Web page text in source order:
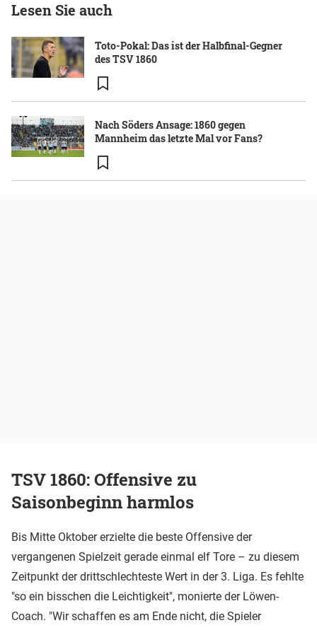
Lesen Sie auch
Toto-Pokal: Das ist der Halbfinal-Gegner
des TSV 1860
Nach Söders Ansage: 1860 gegen
Mannheim das letzte Mal vor Fans?
TSV 1860: Offensive zu
Saisonbeginn harmlos
Bis Mitte Oktober erzielte die beste Offensive der
vergangenen Spielzeit gerade einmal elf Tore – zu diesem
Zeitpunkt der drittschlechteste Wert in der 3. Liga. Es fehlte
"so ein bisschen die Leichtigkeit", monierte der Löwen-
Coach. "Wir schaffen es am Ende nicht, die Spieler